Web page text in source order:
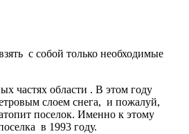
с собой только необходимые
частях области . В этом году
слоем снега, и пожалуй,
поселок. Именно к этому
в 1993 году.